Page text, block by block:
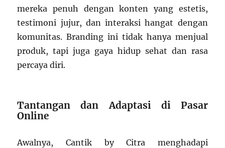
mereka penuh dengan konten yang estetis,
testimoni jujur, dan interaksi hangat dengan
komunitas. Branding ini tidak hanya menjual
produk, tapi juga gaya hidup sehat dan rasa
percaya diri.
Tantangan dan Adaptasi di Pasar
Online
Awalnya, Cantik by Citra menghadapi